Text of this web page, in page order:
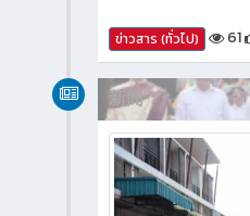
ข่าวสาร (ทั่วไป) 61
新闻